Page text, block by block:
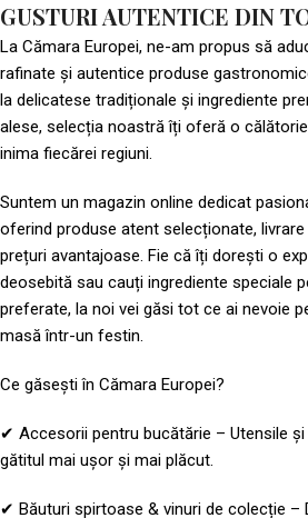
GUSTURI AUTENTICE DIN
La Cămara Europei, ne-am propus să
rafinate și autentice produse
la delicatese tradiționale și ingrediente
alese, selecția noastră îți oferă o
inima fiecărei regiuni.
Suntem un magazin online dedicat
oferind produse atent selecționate,
prețuri avantajoase. Fie că îți dorești o
deosebită sau cauți ingrediente speciale
preferate, la noi vei găsi tot ce ai nevoie
masă într-un festin.
Ce găsești în Cămara Europei?
✔ Accesorii pentru bucătărie – Utensile
gătitul mai ușor și mai plăcut.
✔ Băuturi spirtoase & vinuri de colecție –